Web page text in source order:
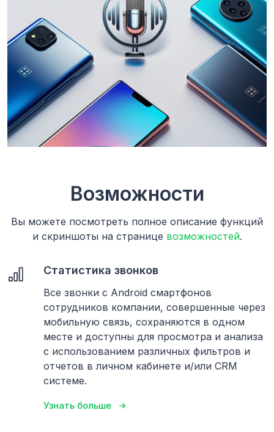
Возможности
Вы можете посмотреть полное описание функций
и скриншоты на странице возможностей.
Статистика звонков
Все звонки с Android смартфонов
сотрудников компании, совершенные через
мобильную связь, сохраняются в одном
месте и доступны для просмотра и анализа
с использованием различных фильтров и
отчетов в личном кабинете и/или CRM
системе.
Узнать больше